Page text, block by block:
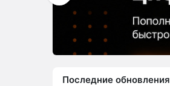
Последние обновления